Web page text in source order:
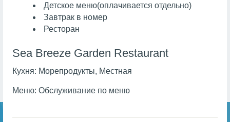
Детское меню(оплачивается отдельно)
Завтрак в номер
Ресторан
Sea Breeze Garden Restaurant
Кухня: Морепродукты, Местная
Меню: Обслуживание по меню